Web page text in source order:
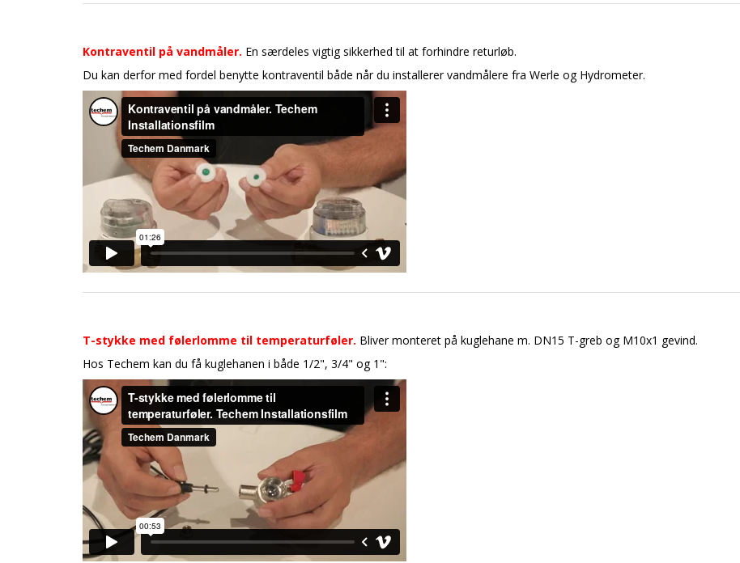
Kontraventil på vandmåler. En særdeles vigtig sikkerhed til at forhindre returløb.
Du kan derfor med fordel benytte kontraventil både når du installerer vandmålere fra Werle og Hydrometer.
T-stykke med følerlomme til temperaturføler. Bliver monteret på kuglehane m. DN15 T-greb og M10x1 gevind.
Hos Techem kan du få kuglehanen i både 1/2", 3/4" og 1":